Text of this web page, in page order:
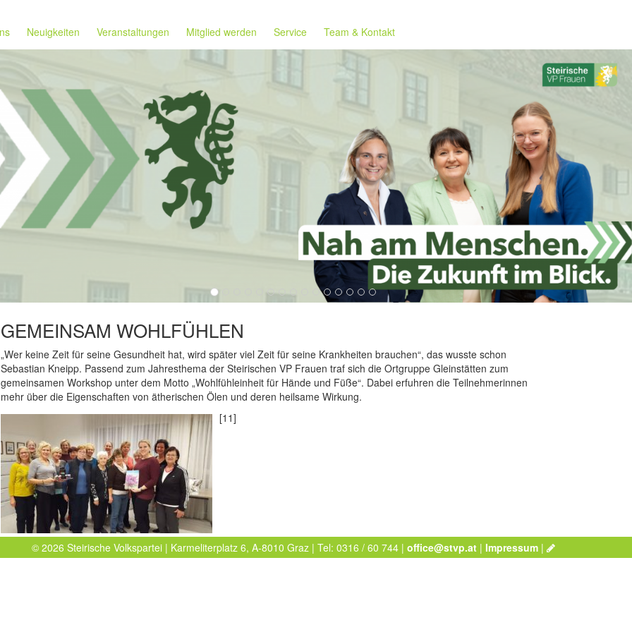
Neuigkeiten Veranstaltungen Mitglied werden Service Team & Kontakt
GEMEINSAM WOHLFÜHLEN
„Wer keine Zeit für seine Gesundheit hat, wird später viel Zeit für seine Krankheiten brauchen“, das wusste schon
Sebastian Kneipp. Passend zum Jahresthema der Steirischen VP Frauen traf sich die Ortgruppe Gleinstätten zum
gemeinsamen Workshop unter dem Motto „Wohlfühleinheit für Hände und Füße“. Dabei erfuhren die Teilnehmerinnen
mehr über die Eigenschaften von ätherischen Ölen und deren heilsame Wirkung.
[11]
© 2026 Steirische Volkspartei | Karmeliterplatz 6, A-8010 Graz | Tel: 0316 / 60 744 |office@stvp.at |Impressum |